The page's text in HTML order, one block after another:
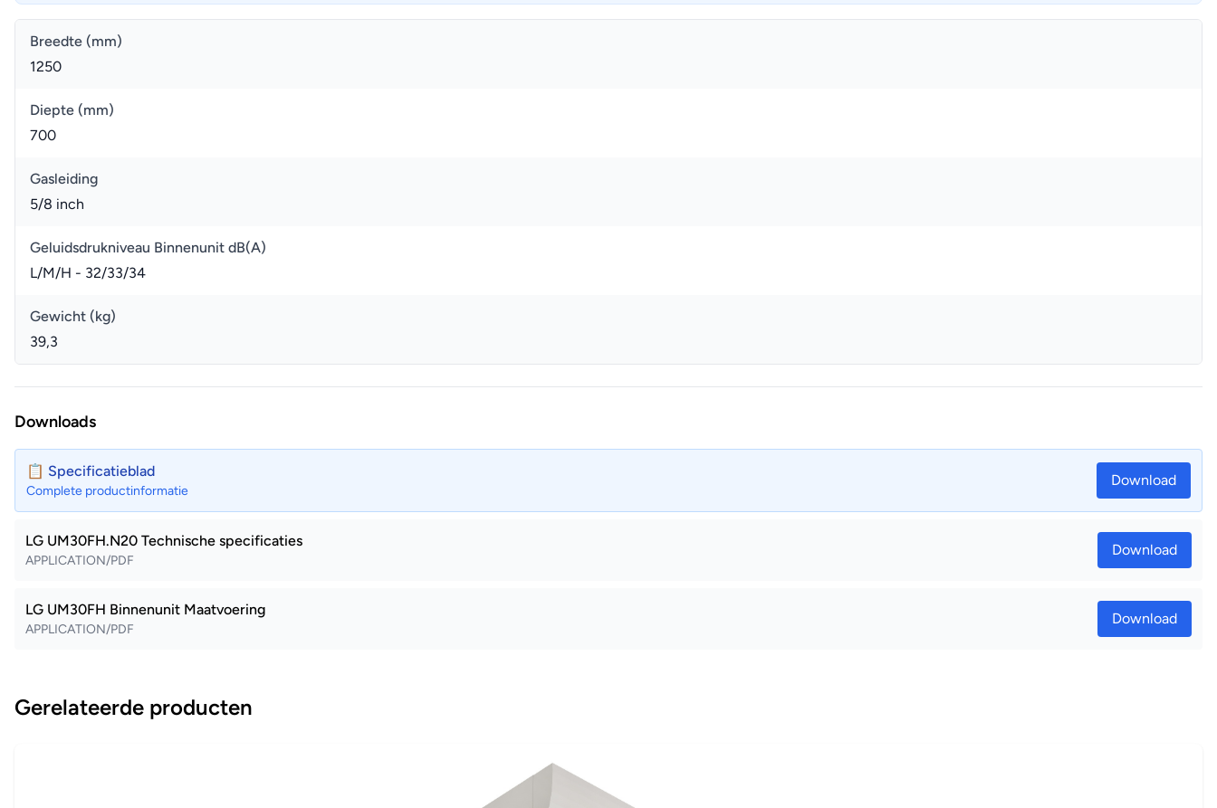
Breedte (mm)
1250
Diepte (mm)
700
Gasleiding
5/8 inch
Geluidsdrukniveau Binnenunit dB(A)
L/M/H - 32/33/34
Gewicht (kg)
39,3
Downloads
📋 Specificatieblad
Complete productinformatie
Download
LG UM30FH.N20 Technische specificaties
APPLICATION/PDF
Download
LG UM30FH Binnenunit Maatvoering
APPLICATION/PDF
Download
Gerelateerde producten